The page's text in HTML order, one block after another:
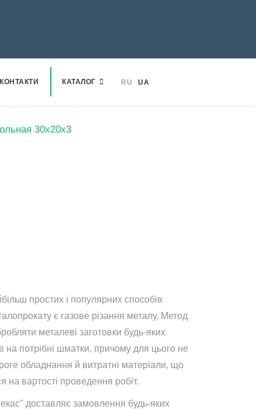
КОНТАКТИ КАТАЛОГ RU UA
30х20х3
простих і популярних способів
є газове різання металу. Метод
металеві заготовки будь-яких
на потрібні шматки, причому для цього не
обладнання й витратні матеріали, що
на вартості проведення робіт.
доставляє замовлення будь-яких